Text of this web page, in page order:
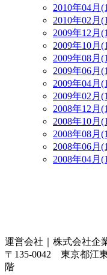
2010年04月
2010年02月
2009年12月
2009年10月
2009年08月
2009年06月
2009年04月
2009年02月
2008年12月
2008年10月
2008年08月
2008年06月
2008年04月
運営会社｜ 株式会社企
〒135-0042 東京都江
階